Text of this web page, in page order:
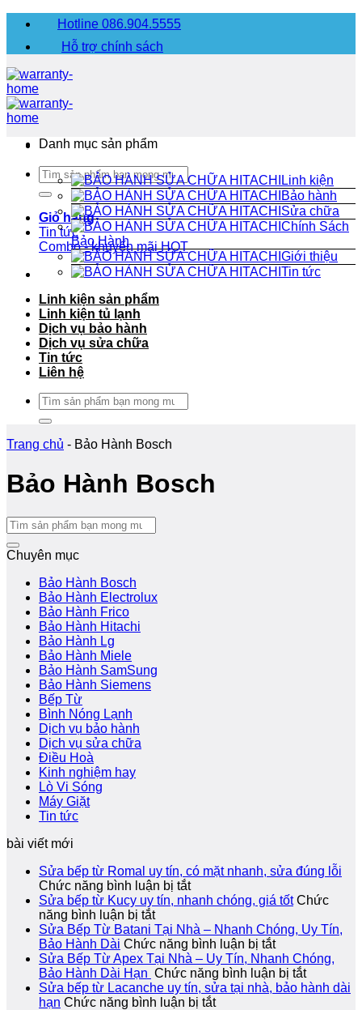
Hotline 086.904.5555
Hỗ trợ chính sách
Tìm
kiếm:
Giỏ hàng
Tin tức
Combo - khuyến mãi HOT
Danh mục sản phẩm
Linh kiện
Bảo hành
Sửa chữa
Chính Sách
Bảo Hành
Giới thiệu
Tin tức
Linh kiện sản phẩm
Linh kiện tủ lạnh
Dịch vụ bảo hành
Dịch vụ sửa chữa
Tin tức
Liên hệ
Tìm
kiếm:
Trang chủ - Bảo Hành Bosch
Bảo Hành Bosch
Chuyên mục
Bảo Hành Bosch
Bảo Hành Electrolux
Bảo Hành Frico
Bảo Hành Hitachi
Bảo Hành Lg
Bảo Hành Miele
Bảo Hành SamSung
Bảo Hành Siemens
Bếp Từ
Bình Nóng Lạnh
Dịch vụ bảo hành
Dịch vụ sửa chữa
Điều Hoà
Kinh nghiệm hay
Lò Vi Sóng
Máy Giặt
Tin tức
bài viết mới
Sửa bếp từ Romal uy tín, có mặt nhanh, sửa đúng lỗi
Chức năng bình luận bị tắtở
Sửa
từ
Romal
uy
tín,
có
mặt
Sửa bếp từ Kucy uy tín, nhanh chóng, giá tốt Chức
năng bình luận bị tắtở
Sửa
bếp
từ
Kucy
uy
tín,
Sửa Bếp Từ Batani Tại Nhà – Nhanh Chóng, Uy Tín,
Bảo Hành Dài Chức năng bình luận bị tắtở
Sửa
Bếp
Từ
Sửa Bếp Từ Apex Tại Nhà – Uy Tín, Nhanh Chóng,
Bảo Hành Dài Hạn Chức năng bình luận bị tắtở
Sửa
Sửa bếp từ Lacanche uy tín, sửa tại nhà, bảo hành dài
hạn Chức năng bình luận bị tắtở